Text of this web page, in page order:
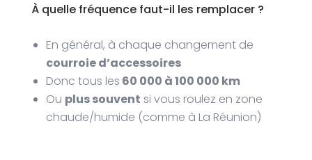
À quelle fréquence faut-il les remplacer ?
En général, à chaque changement de
courroie d’accessoires
Donc tous les 60 000 à 100 000 km
Ou plus souvent si vous roulez en zone
chaude/humide (comme à La Réunion)